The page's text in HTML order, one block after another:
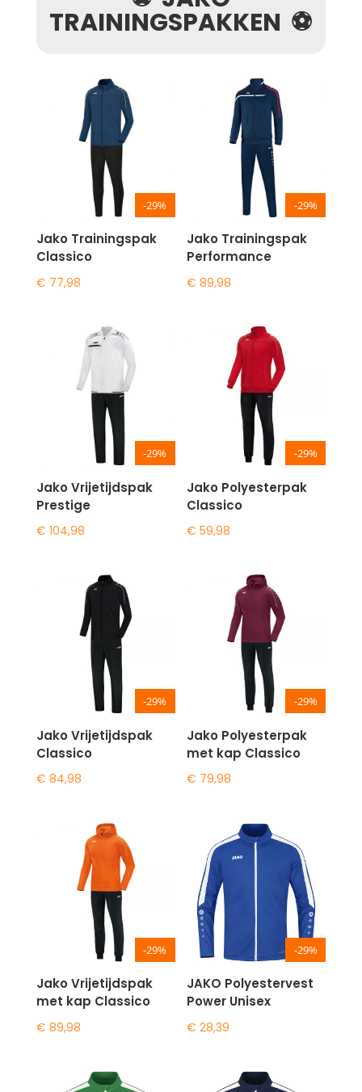
TRAININGSPAKKEN ⚽
-29%
Jako Trainingspak
Classico
€ 77,98
-29%
Jako Trainingspak
Performance
€ 89,98
-29%
Jako Vrijetijdspak
Prestige
€ 104,98
-29%
Jako Polyesterpak
Classico
€ 59,98
-29%
Jako Vrijetijdspak
Classico
€ 84,98
-29%
Jako Polyesterpak
met kap Classico
€ 79,98
-29%
Jako Vrijetijdspak
met kap Classico
€ 89,98
-29%
JAKO Polyestervest
Power Unisex
€ 28,39